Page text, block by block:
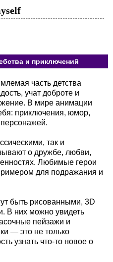
и приключений
часть детства
учат доброте и
В мире анимации
приключения, юмор,
так и
о дружбе, любви,
Любимые герои
для подражания и
быть рисованными, 3D
В них можно увидеть
пейзажи и
— это не только
узнать что-то новое о